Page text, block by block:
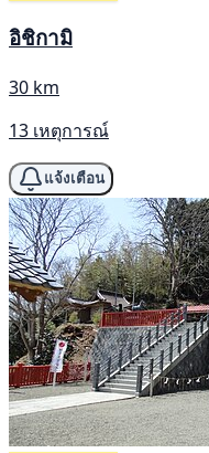
อิชิกามิ
30 km
13 เหตุการณ์
แจ้งเตือน